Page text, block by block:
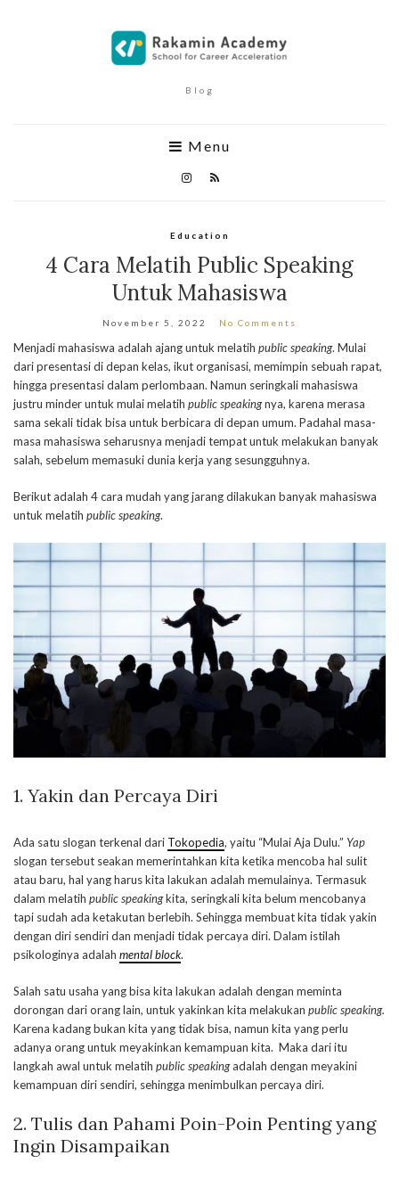
Blog
Menu
Education
4 Cara Melatih Public Speaking
Untuk Mahasiswa
November 5, 2022 No Comments
Menjadi mahasiswa adalah ajang untuk melatih public speaking. Mulai
dari presentasi di depan kelas, ikut organisasi, memimpin sebuah rapat,
hingga presentasi dalam perlombaan. Namun seringkali mahasiswa
justru minder untuk mulai melatih public speakingnya, karena merasa
sama sekali tidak bisa untuk berbicara di depan umum. Padahal masa-
masa mahasiswa seharusnya menjadi tempat untuk melakukan banyak
salah, sebelum memasuki dunia kerja yang sesungguhnya.
Berikut adalah 4 cara mudah yang jarang dilakukan banyak mahasiswa
untuk melatih public speaking.
1. Yakin dan Percaya Diri
Ada satu slogan terkenal dari Tokopedia, yaitu “Mulai Aja Dulu.” Yap
slogan tersebut seakan memerintahkan kita ketika mencoba hal sulit
atau baru, hal yang harus kita lakukan adalah memulainya. Termasuk
dalam melatih public speakingkita, seringkali kita belum mencobanya
tapi sudah ada ketakutan berlebih. Sehingga membuat kita tidak yakin
dengan diri sendiri dan menjadi tidak percaya diri. Dalam istilah
psikologinya adalah mental block.
Salah satu usaha yang bisa kita lakukan adalah dengan meminta
dorongan dari orang lain, untuk yakinkan kita melakukan public speaking.
Karena kadang bukan kita yang tidak bisa, namun kita yang perlu
adanya orang untuk meyakinkan kemampuan kita. Maka dari itu
langkah awal untuk melatih public speakingadalah dengan meyakini
kemampuan diri sendiri, sehingga menimbulkan percaya diri.
2. Tulis dan Pahami Poin-Poin Penting yang
Ingin Disampaikan